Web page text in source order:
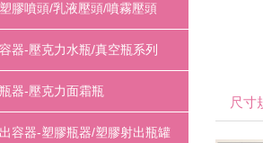
膠噴頭/乳液壓頭/噴霧壓頭
器-壓克力水瓶/真空瓶系列
器-壓克力面霜瓶
容器-塑膠瓶器/塑膠射出瓶罐
尺寸